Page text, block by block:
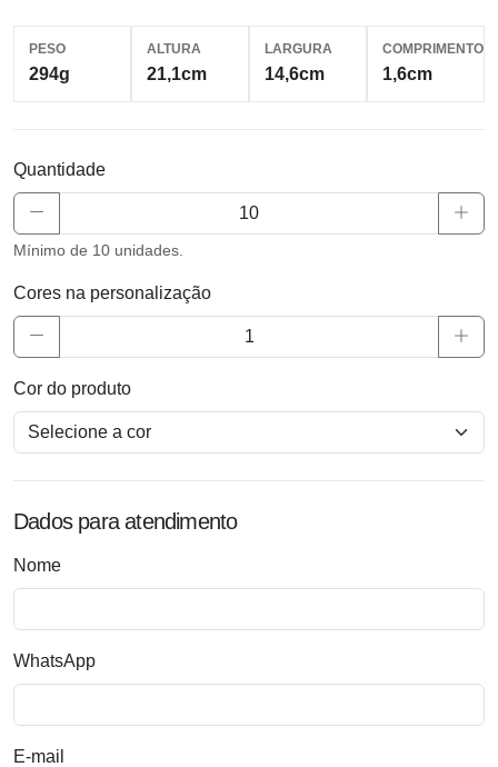
PESO
294g
ALTURA
21,1cm
LARGURA
14,6cm
COMPRIMENTO
1,6cm
Quantidade
Mínimo de 10 unidades.
Cores na personalização
Cor do produto
Dados para atendimento
Nome
WhatsApp
E-mail